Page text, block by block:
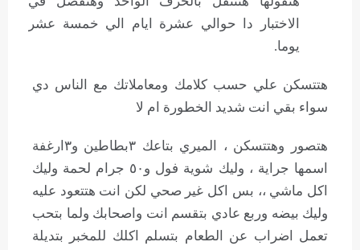
الاختبار دا حوالي عشرة ايام الي خمسة عشر
يوما.
هتتسكن علي حسب كلامك ومعاملاتك مع الناس دي
سواء بقي انت شديد الخطورة ام لا
هتصور وهتتسكن ، الميري بتاعك ٣بطاطين و٣ارغفة
اسمها جراية ، وليك شوية فول و٥٠ جرام لحمة وليك
اكل ماشي ،، بس اكل غير صحي لكن انت هتتعود عليه
وليك بيضه وربع عادي بتقسم انت واصحابك ولما بتحب
تعمل اضراب عن الطعام بتسلم اكلك للمخبر بتديلة